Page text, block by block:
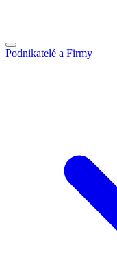
Podnikatelé a Firmy